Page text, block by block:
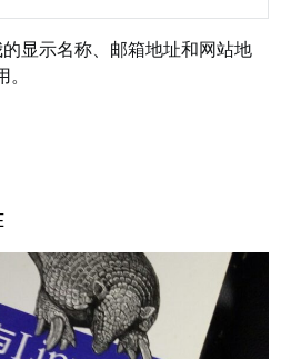
显示名称、邮箱地址和网站地